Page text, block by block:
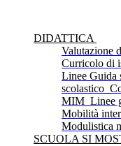
DIDATTICA
Valutazione
Curricolo di
Linee Guida
MIM_Linee
Mobilità
Modulistica
SCUOLA SI